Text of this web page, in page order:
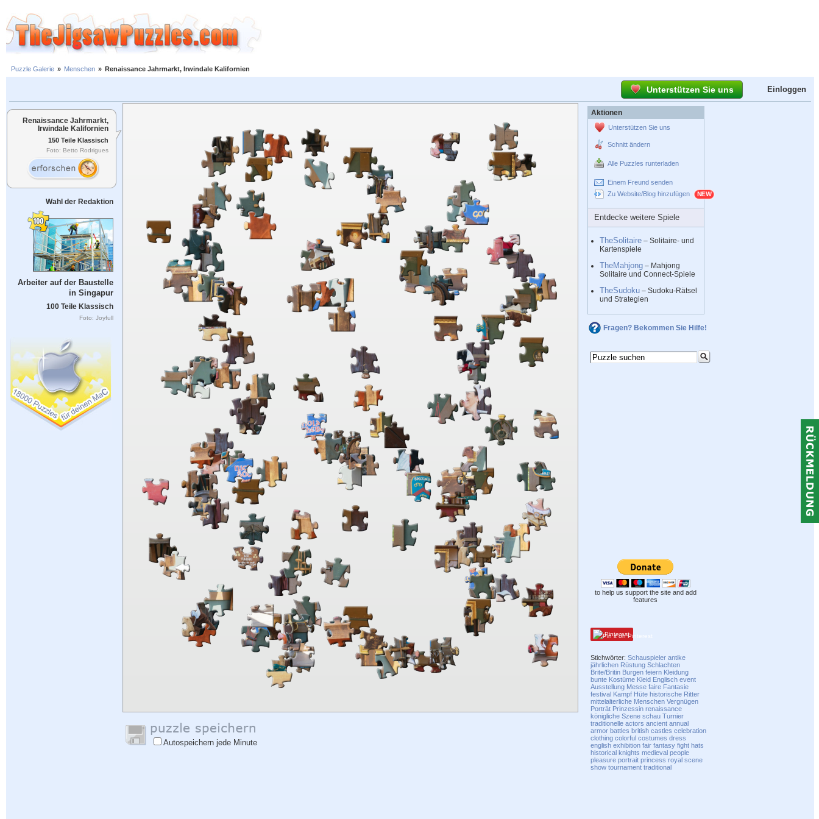
Puzzle Galerie » Menschen » Renaissance Jahrmarkt, Irwindale Kalifornien
Unterstützen Sie uns Einloggen
Renaissance Jahrmarkt,
Irwindale Kalifornien
150 Teile Klassisch
Foto: Betto Rodrigues
Wahl der Redaktion
Arbeiter auf der Baustelle
in Singapur
100 Teile Klassisch
Foto: Joyfull
Autospeichern jede Minute
Aktionen
Unterstützen Sie uns
Schnitt ändern
Alle Puzzles runterladen
Einem Freund senden
Zu Website/Blog hinzufügen
Entdecke weitere Spiele
TheSolitaire – Solitaire- und
Kartenspiele
TheMahjong – Mahjong
Solitaire und Connect-Spiele
TheSudoku – Sudoku-Rätsel
und Strategien
Fragen? Bekommen Sie Hilfe!
to help us support the site and add
features
Pinterest
Stichwörter:Schauspieler antike
jährlichen Rüstung Schlachten
Brite/Britin Burgen feiern Kleidung
bunte Kostüme Kleid Englisch event
Ausstellung Messe faire Fantasie
festival Kampf Hüte historische Ritter
mittelalterliche Menschen Vergnügen
Porträt Prinzessin renaissance
königliche Szene schau Turnier
traditionelle actors ancient annual
armor battles british castles celebration
clothing colorful costumes dress
english exhibition fair fantasy fight hats
historical knights medieval people
pleasure portrait princess royal scene
show tournament traditional